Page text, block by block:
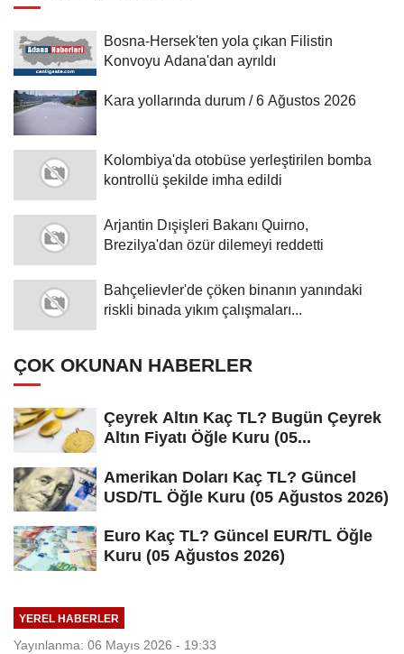
Bosna-Hersek'ten yola çıkan Filistin
Konvoyu Adana'dan ayrıldı
Kara yollarında durum / 6 Ağustos 2026
Kolombiya'da otobüse yerleştirilen bomba
kontrollü şekilde imha edildi
Arjantin Dışişleri Bakanı Quirno,
Brezilya'dan özür dilemeyi reddetti
Bahçelievler'de çöken binanın yanındaki
riskli binada yıkım çalışmaları...
ÇOK OKUNAN HABERLER
Çeyrek Altın Kaç TL? Bugün Çeyrek
Altın Fiyatı Öğle Kuru (05...
Amerikan Doları Kaç TL? Güncel
USD/TL Öğle Kuru (05 Ağustos 2026)
Euro Kaç TL? Güncel EUR/TL Öğle
Kuru (05 Ağustos 2026)
YEREL HABERLER
Yayınlanma: 06 Mayıs 2026 - 19:33